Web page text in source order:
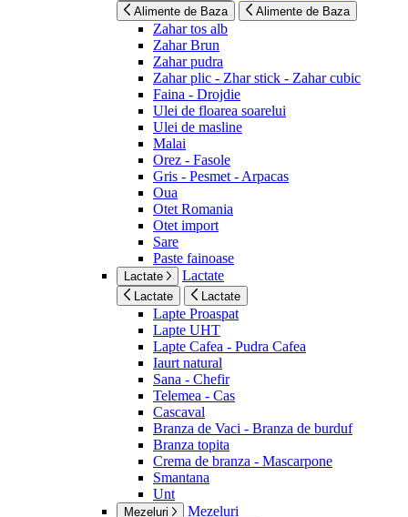
Alimente de Baza Alimente de Baza
Zahar tos alb
Zahar Brun
Zahar pudra
Zahar plic - Zhar stick - Zahar cubic
Faina - Drojdie
Ulei de floarea soarelui
Ulei de masline
Malai
Orez - Fasole
Gris - Pesmet - Arpacas
Oua
Otet Romania
Otet import
Sare
Paste fainoase
Lactate Lactate
Lactate Lactate
Lapte Proaspat
Lapte UHT
Lapte Cafea - Pudra Cafea
Iaurt natural
Sana - Chefir
Telemea - Cas
Cascaval
Branza de Vaci - Branza de burduf
Branza topita
Crema de branza - Mascarpone
Smantana
Unt
Mezeluri Mezeluri